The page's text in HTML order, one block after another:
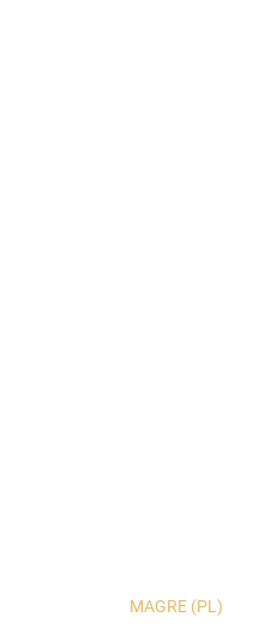
MAGRE (PL)